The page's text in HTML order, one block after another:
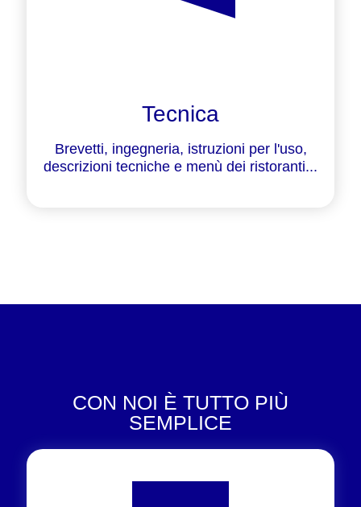
Tecnica
Brevetti, ingegneria, istruzioni per l'uso,
descrizioni tecniche e menù dei ristoranti...
CON NOI È TUTTO PIÙ
SEMPLICE